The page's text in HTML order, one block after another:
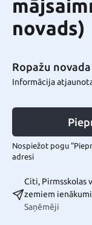
novads)
Ropažu
Informācija
Nospiežot pogu
adresi
Citi, Pirmsskolas
zemiem
Saņēmēji